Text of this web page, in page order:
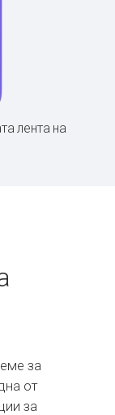
лента на
за
от
за